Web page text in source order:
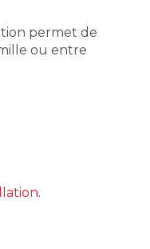
permet de
ou entre